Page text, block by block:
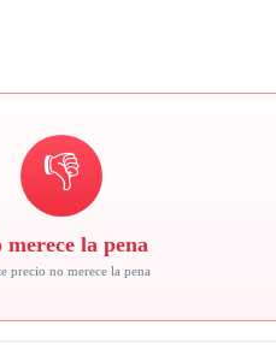
👎
merece la pena
precio no merece la pena